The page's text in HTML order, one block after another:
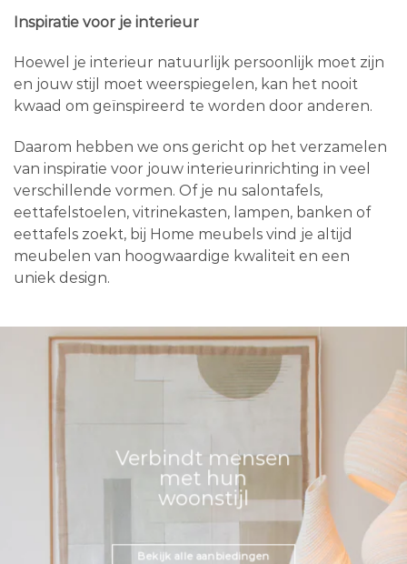
Inspiratie voor je interieur
Hoewel je interieur natuurlijk persoonlijk moet zijn
en jouw stijl moet weerspiegelen, kan het nooit
kwaad om geïnspireerd te worden door anderen.
Daarom hebben we ons gericht op het verzamelen
van inspiratie voor jouw interieurinrichting in veel
verschillende vormen. Of je nu salontafels,
eettafelstoelen, vitrinekasten, lampen, banken of
eettafels zoekt, bij Home meubels vind je altijd
meubelen van hoogwaardige kwaliteit en een
uniek design.
Verbindt mensen
met hun
woonstijl
Bekijk alle aanbiedingen